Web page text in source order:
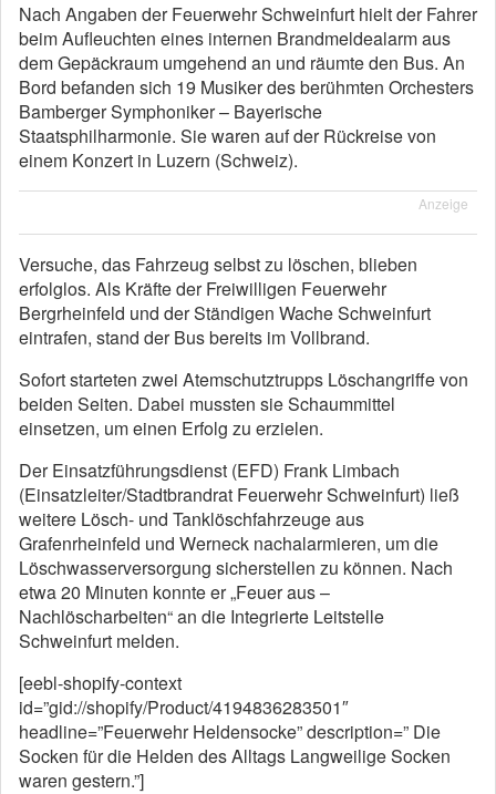
Nach Angaben der Feuerwehr Schweinfurt hielt der Fahrer
beim Aufleuchten eines internen Brandmeldealarm aus
dem Gepäckraum umgehend an und räumte den Bus. An
Bord befanden sich 19 Musiker des berühmten Orchesters
Bamberger Symphoniker – Bayerische
Staatsphilharmonie. Sie waren auf der Rückreise von
einem Konzert in Luzern (Schweiz).
Anzeige
Versuche, das Fahrzeug selbst zu löschen, blieben
erfolglos. Als Kräfte der Freiwilligen Feuerwehr
Bergrheinfeld und der Ständigen Wache Schweinfurt
eintrafen, stand der Bus bereits im Vollbrand.
Sofort starteten zwei Atemschutztrupps Löschangriffe von
beiden Seiten. Dabei mussten sie Schaummittel
einsetzen, um einen Erfolg zu erzielen.
Der Einsatzführungsdienst (EFD) Frank Limbach
(Einsatzleiter/Stadtbrandrat Feuerwehr Schweinfurt) ließ
weitere Lösch- und Tanklöschfahrzeuge aus
Grafenrheinfeld und Werneck nachalarmieren, um die
Löschwasserversorgung sicherstellen zu können. Nach
etwa 20 Minuten konnte er „Feuer aus –
Nachlöscharbeiten“ an die Integrierte Leitstelle
Schweinfurt melden.
[eebl-shopify-context
id=”gid://shopify/Product/4194836283501″
headline=”Feuerwehr Heldensocke” description=” Die
Socken für die Helden des Alltags Langweilige Socken
waren gestern.”]